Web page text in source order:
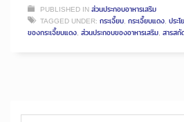
PUBLISHED INส่วนประกอบอาหารเสริม
TAGGED UNDER: กระเจี๊ยบ, กระเจี๊ยบแดง, ประ
ของกระเจี๊ยบแดง, ส่วนประกอบของอาหารเสริม, สารสกั